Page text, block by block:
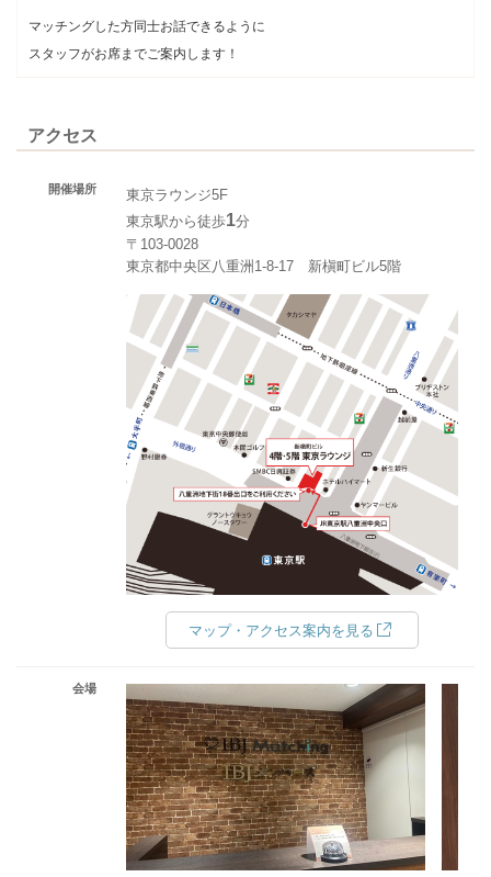
マッチングした方同士お話できるように
スタッフがお席までご案内します！
アクセス
開催場所
東京ラウンジ5F
東京駅から徒歩1分
〒103-0028
東京都中央区八重洲1-8-17 新槇町ビル5階
マップ・アクセス案内を見る
会場